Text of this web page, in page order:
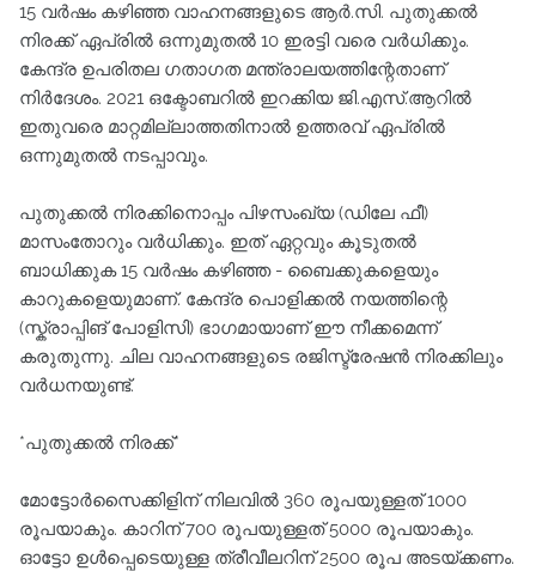
15 വർഷം കഴിഞ്ഞ വാഹനങ്ങളുടെ ആർ.സി. പുതുക്കൽ
നിരക്ക് ഏപ്രിൽ ഒന്നുമുതൽ 10 ഇരട്ടി വരെ വർധിക്കും.
കേന്ദ്ര ഉപരിതല ഗതാഗത മന്ത്രാലയത്തിന്റേതാണ്
നിർദേശം. 2021 ഒക്ടോബറിൽ ഇറക്കിയ ജി.എസ്.ആറിൽ
ഇതുവരെ മാറ്റമില്ലാത്തതിനാൽ ഉത്തരവ് ഏപ്രിൽ
ഒന്നുമുതൽ നടപ്പാവും.
പുതുക്കൽ നിരക്കിനൊപ്പം പിഴസംഖ്യ (ഡിലേ ഫീ)
മാസംതോറും വർധിക്കും. ഇത് ഏറ്റവും കൂടുതൽ
ബാധിക്കുക 15 വർഷം കഴിഞ്ഞ - ബൈക്കുകളെയും
കാറുകളെയുമാണ്. കേന്ദ്ര പൊളിക്കൽ നയത്തിന്റെ
(സ്ക്രാപ്പിങ് പോളിസി) ഭാഗമായാണ് ഈ നീക്കമെന്ന്
കരുതുന്നു. ചില വാഹനങ്ങളുടെ രജിസ്ട്രേഷൻ നിരക്കിലും
വർധനയുണ്ട്.
*പുതുക്കൽ നിരക്ക്*
മോട്ടോർസൈക്കിളിന് നിലവിൽ 360 രൂപയുള്ളത് 1000
രൂപയാകും. കാറിന് 700 രൂപയുള്ളത് 5000 രൂപയാകും.
ഓട്ടോ ഉൾപ്പെടെയുള്ള ത്രീവീലറിന് 2500 രൂപ അടയ്ക്കണം.